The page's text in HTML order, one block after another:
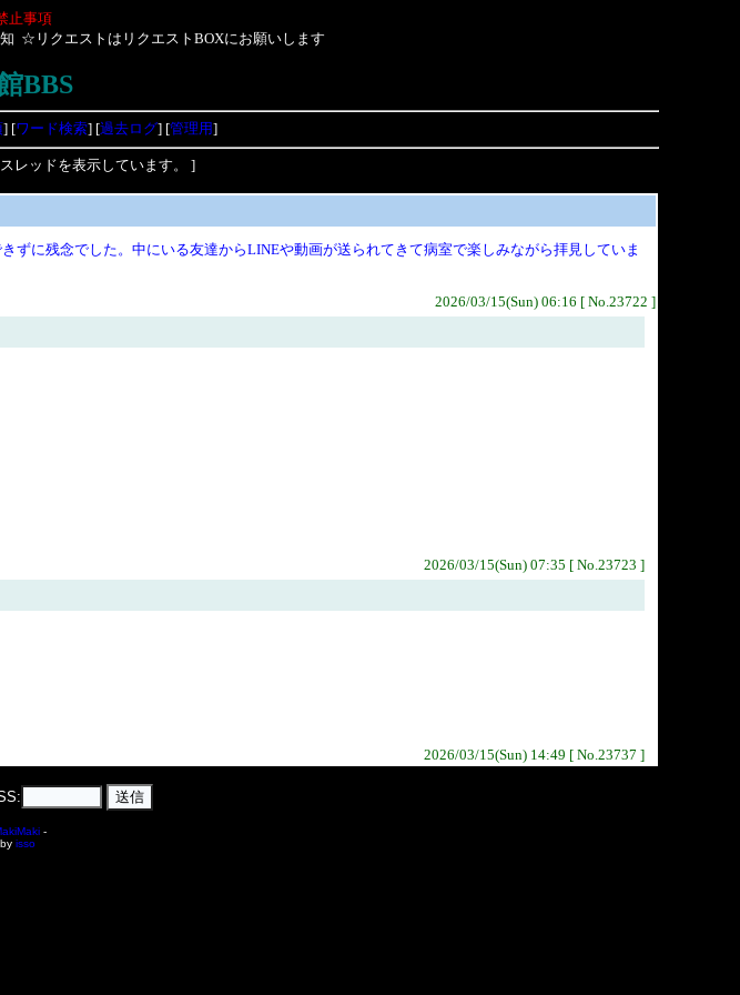
止事項
☆リクエストはリクエストBOXにお願いします
BBS
] [ワード検索] [過去ログ] [管理用]
レッドを表示しています。 ]
に残念でした。中にいる友達からLINEや動画が送られてきて病室で楽しみながら拝見していま
2026/03/15(Sun) 06:16 [ No.23722 ]
2026/03/15(Sun) 07:35 [ No.23723 ]
2026/03/15(Sun) 14:49 [ No.23737 ]
-
isso